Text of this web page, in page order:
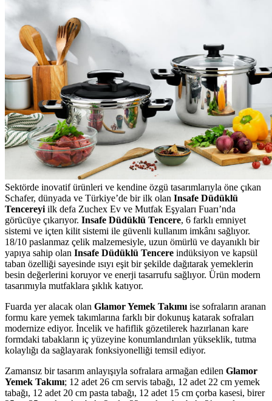
Sektörde inovatif ürünleri ve kendine özgü tasarımlarıyla öne çıkan
Schafer, dünyada ve Türkiye’de bir ilk olan Insafe Düdüklü
Tencereyi ilk defa Zuchex Ev ve Mutfak Eşyaları Fuarı’nda
görücüye çıkarıyor. Insafe Düdüklü Tencere, 6 farklı emniyet
sistemi ve içten kilit sistemi ile güvenli kullanım imkânı sağlıyor.
18/10 paslanmaz çelik malzemesiyle, uzun ömürlü ve dayanıklı bir
yapıya sahip olan Insafe Düdüklü Tencere indüksiyon ve kapsül
taban özelliği sayesinde ısıyı eşit bir şekilde dağıtarak yemeklerin
besin değerlerini koruyor ve enerji tasarrufu sağlıyor. Ürün modern
tasarımıyla mutfaklara şıklık katıyor.
Fuarda yer alacak olan Glamor Yemek Takımı ise sofraların aranan
formu kare yemek takımlarına farklı bir dokunuş katarak sofraları
modernize ediyor. İncelik ve hafiflik gözetilerek hazırlanan kare
formdaki tabakların iç yüzeyine konumlandırılan yükseklik, tutma
kolaylığı da sağlayarak fonksiyonelliği temsil ediyor.
Zamansız bir tasarım anlayışıyla sofralara armağan edilen Glamor
Yemek Takımı; 12 adet 26 cm servis tabağı, 12 adet 22 cm yemek
tabağı, 12 adet 20 cm pasta tabağı, 12 adet 15 cm çorba kasesi, birer